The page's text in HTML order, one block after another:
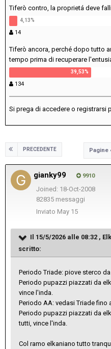
Tiferò contro, la proprietá deve
14
Tiferò ancora, perché dopo tutto
tempo prima di recuperare
134
Si prega di accedere o registrarsi
PRECEDENTE Pagine
gianky99 9910
Joined: 18-Oct-2008
82835 messaggi
Inviato May 15
Il 15/5/2026 alle 08:32 ,
scritto:
Periodo Triade: piove sterco
Periodo pupazzi piazzati da
vince l'inda.
Periodo AA: vedasi Triade fino
Periodo pupazzi piazzati da
tutti, vince l'inda.
Col ramo elkaniano tutto